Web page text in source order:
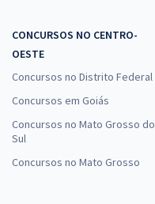
CONCURSOS NO CENTRO-
OESTE
Concursos no Distrito Federal
Concursos em Goiás
Concursos no Mato Grosso do
Sul
Concursos no Mato Grosso